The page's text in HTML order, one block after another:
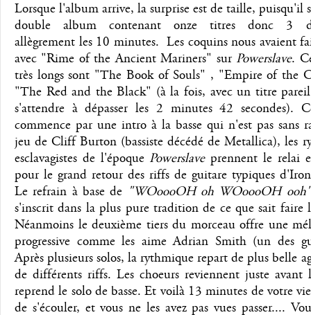
Lorsque l'album arrive, la surprise est de taille, puisqu'il
double album contenant onze titres donc 3
allègrement les 10 minutes. Les coquins nous avaient
avec "Rime of the Ancient Mariners" sur Powerslave.
très longs sont "The Book of Souls" , "Empire of the
"The Red and the Black" (à la fois, avec un titre
s'attendre à dépasser les 2 minutes 42 secondes).
commence par une intro à la basse qui n'est pas sans
jeu de Cliff Burton (bassiste décédé de Metallica), les
esclavagistes de l'époque Powerslaveprennent le relai
pour le grand retour des riffs de guitare typiques
Le refrain à base de "WOoooOH oh WOoooOH ooh"
s'inscrit dans la plus pure tradition de ce que sait faire
Néanmoins le deuxième tiers du morceau offre une
progressive comme les aime Adrian Smith (un des
Après plusieurs solos, la rythmique repart de plus belle
de différents riffs. Les choeurs reviennent juste
reprend le solo de basse. Et voilà 13 minutes de votre
de s'écouler, et vous ne les avez pas vues passer....